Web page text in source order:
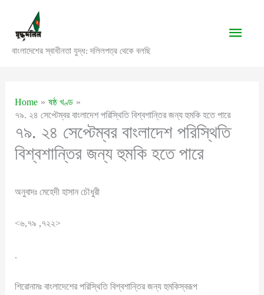
content
বাংলাদেশের স্বাধীনতা যুদ্ধ: দলিলপত্র থেকে বলছি
Main
Home
ষষ্ঠ খণ্ড
৭৯. ২৪ সেপ্টেম্বর বাংলাদেশ পরিস্থিতি বিশ্বশান্তির জন্য হুমকি হতে পারে
৭৯. ২৪ সেপ্টেম্বর বাংলাদেশ পরিস্থিতি
বিশ্বশান্তির জন্য হুমকি হতে পারে
অনুবাদঃ মেহেদী হাসান চৌধুরী
<৬,৭৯ ,৭২২>
.
শিরোনামঃ বাংলাদেশের পরিস্থিতি বিশ্বশান্তির জন্য হুমকিস্বরূপ